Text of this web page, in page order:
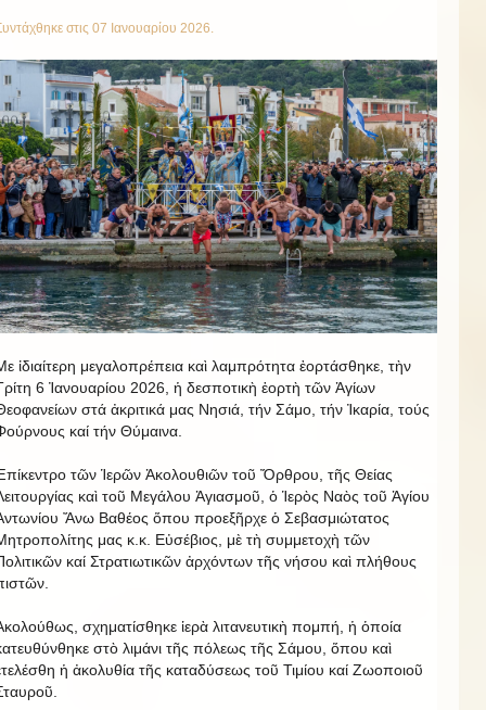
στις 07 Ιανουαρίου 2026.
ἰδιαίτερη μεγαλοπρέπεια καὶ λαμπρότητα ἐορτάσθηκε, τὴν
6 Ἰανουαρίου 2026, ἡ δεσποτικὴ ἑορτὴ τῶν Ἁγίων
στά ἀκριτικά μας Νησιά, τήν Σάμο, τήν Ἰκαρία, τούς
καί τήν Θύμαινα.
τῶν Ἱερῶν Ἀκολουθιῶν τοῦ Ὄρθρου, τῆς Θείας
καὶ τοῦ Μεγάλου Ἁγιασμοῦ, ὁ Ἱερὸς Ναὸς τοῦ Ἁγίου
Ἄνω Βαθέος ὅπου προεξῆρχε ὁ Σεβασμιώτατος
μας κ.κ. Εὐσέβιος, μὲ τὴ συμμετοχὴ τῶν
καί Στρατιωτικῶν ἀρχόντων τῆς νήσου καὶ πλήθους
σχηματίσθηκε ἱερὰ λιτανευτικὴ πομπή, ἡ ὁποία
στὸ λιμάνι τῆς πόλεως τῆς Σάμου, ὅπου καὶ
ἡ ἀκολυθία τῆς καταδύσεως τοῦ Τιμίου καί Ζωοποιοῦ